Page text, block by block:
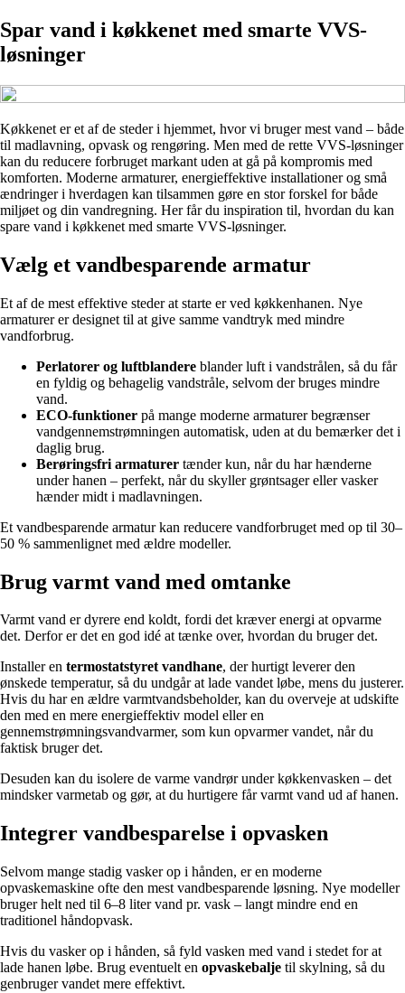
Spar vand i køkkenet med smarte VVS-
løsninger
Køkkenet er et af de steder i hjemmet, hvor vi bruger mest vand – både
til madlavning, opvask og rengøring. Men med de rette VVS-løsninger
kan du reducere forbruget markant uden at gå på kompromis med
komforten. Moderne armaturer, energieffektive installationer og små
ændringer i hverdagen kan tilsammen gøre en stor forskel for både
miljøet og din vandregning. Her får du inspiration til, hvordan du kan
spare vand i køkkenet med smarte VVS-løsninger.
Vælg et vandbesparende armatur
Et af de mest effektive steder at starte er ved køkkenhanen. Nye
armaturer er designet til at give samme vandtryk med mindre
vandforbrug.
Perlatorer og luftblandere blander luft i vandstrålen, så du får
en fyldig og behagelig vandstråle, selvom der bruges mindre
vand.
ECO-funktioner på mange moderne armaturer begrænser
vandgennemstrømningen automatisk, uden at du bemærker det i
daglig brug.
Berøringsfri armaturer tænder kun, når du har hænderne
under hanen – perfekt, når du skyller grøntsager eller vasker
hænder midt i madlavningen.
Et vandbesparende armatur kan reducere vandforbruget med op til 30–
50 % sammenlignet med ældre modeller.
Brug varmt vand med omtanke
Varmt vand er dyrere end koldt, fordi det kræver energi at opvarme
det. Derfor er det en god idé at tænke over, hvordan du bruger det.
Installer en termostatstyret vandhane, der hurtigt leverer den
ønskede temperatur, så du undgår at lade vandet løbe, mens du justerer.
Hvis du har en ældre varmtvandsbeholder, kan du overveje at udskifte
den med en mere energieffektiv model eller en
gennemstrømningsvandvarmer, som kun opvarmer vandet, når du
faktisk bruger det.
Desuden kan du isolere de varme vandrør under køkkenvasken – det
mindsker varmetab og gør, at du hurtigere får varmt vand ud af hanen.
Integrer vandbesparelse i opvasken
Selvom mange stadig vasker op i hånden, er en moderne
opvaskemaskine ofte den mest vandbesparende løsning. Nye modeller
bruger helt ned til 6–8 liter vand pr. vask – langt mindre end en
traditionel håndopvask.
Hvis du vasker op i hånden, så fyld vasken med vand i stedet for at
lade hanen løbe. Brug eventuelt en opvaskebalje til skylning, så du
genbruger vandet mere effektivt.